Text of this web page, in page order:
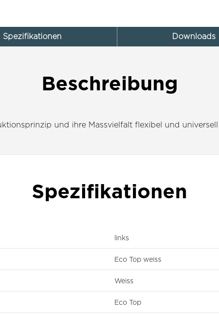
Spezifikationen Downloads
Beschreibung
und ihre Massvielfalt flexibel und universell
Spezifikationen
links
Eco Top weiss
Weiss
Eco Top